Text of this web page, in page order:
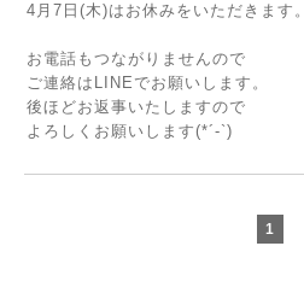
4月7日(木)はお休みをいただきます。
お電話もつながりませんので
ご連絡はLINEでお願いします。
後ほどお返事いたしますので
よろしくお願いします(*´-`)
1